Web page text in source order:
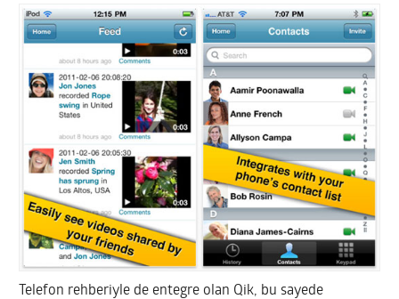
Telefon rehberiyle de entegre olan Qik, bu sayede